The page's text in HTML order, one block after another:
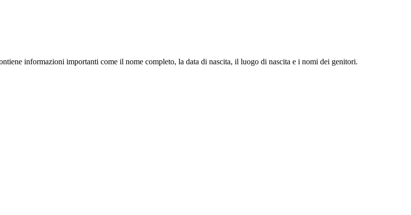
informazioni importanti come il nome completo, la data di nascita, il luogo di nascita e i nomi dei genitori.